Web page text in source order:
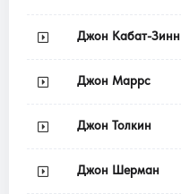
Джон Кабат-Зинн
Джон Маррс
Джон Толкин
Джон Шерман